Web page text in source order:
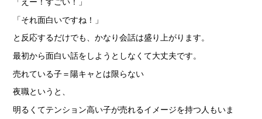
「えー！すごい！」
「それ面白いですね！」
と反応するだけでも、かなり会話は盛り上がります。
最初から面白い話をしようとしなくて大丈夫です。
売れている子＝陽キャとは限らない
夜職というと、
明るくてテンション高い子が売れるイメージを持つ人もいま